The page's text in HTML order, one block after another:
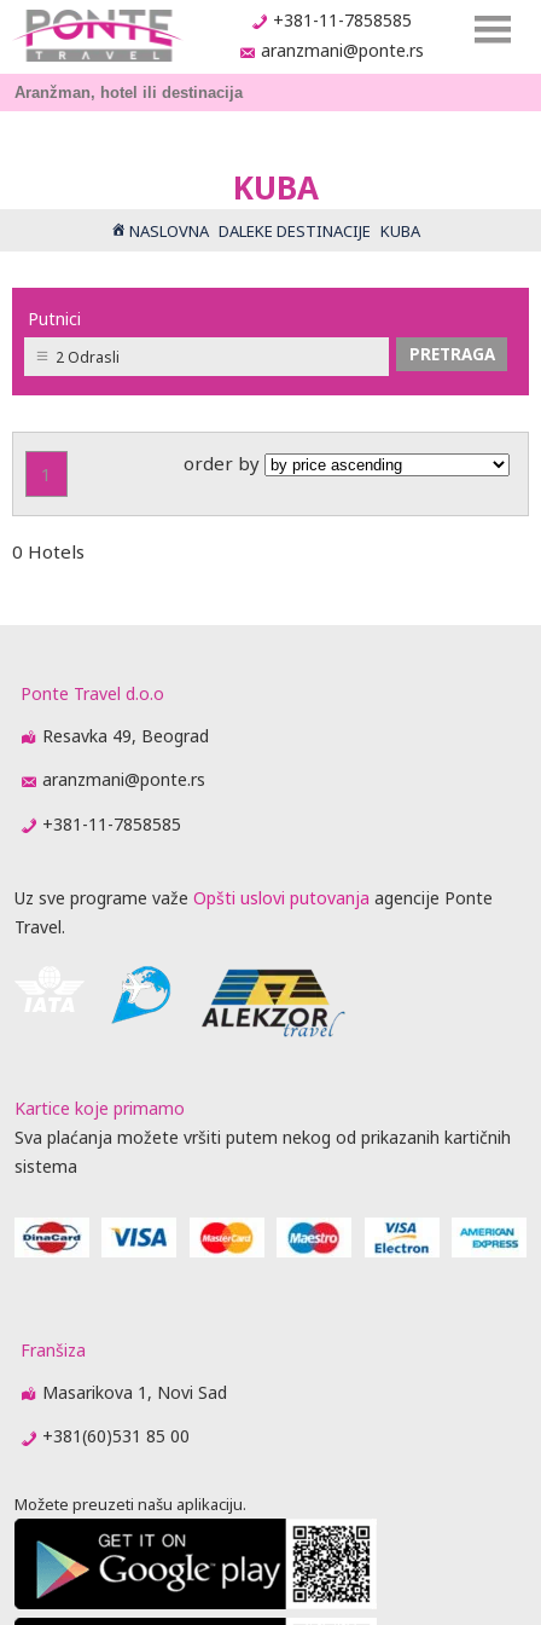
+381-11-7858585
aranzmani@ponte.rs
KUBA
NASLOVNA DALEKE DESTINACIJE KUBA
Putnici
2 Odrasli
1 order by
0 Hotels
Ponte Travel d.o.o
Resavka 49, Beograd
aranzmani@ponte.rs
+381-11-7858585
Uz sve programe važe Opšti uslovi putovanja agencije Ponte
Travel.
Kartice koje primamo
Sva plaćanja možete vršiti putem nekog od prikazanih kartičnih
sistema
Franšiza
Masarikova 1, Novi Sad
+381(60)531 85 00
Možete preuzeti našu aplikaciju.